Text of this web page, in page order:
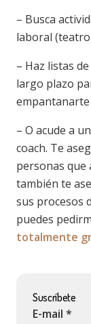
– Busca
laboral
– Haz listas
largo plazo
– O acude a
coach. Te
personas que
también te
sus procesos
puedes
totalmente
Suscríbete
E-mail *